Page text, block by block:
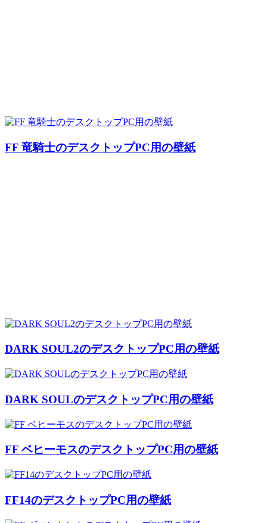
FF 竜騎士のデスクトップPC用の壁紙
DARK SOUL2のデスクトップPC用の壁紙
DARK SOULのデスクトップPC用の壁紙
FF ベヒーモスのデスクトップPC用の壁紙
FF14のデスクトップPC用の壁紙